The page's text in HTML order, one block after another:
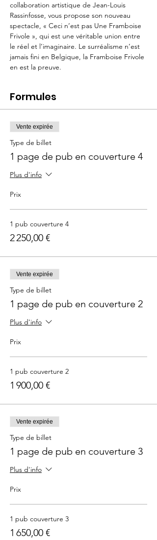
collaboration artistique de Jean-Louis
Rassinfosse, vous propose son nouveau
spectacle, « Ceci n’est pas Une Framboise
Frivole », qui est une véritable union entre
le réel et l’imaginaire. Le surréalisme n’est
jamais fini en Belgique, la Framboise Frivole
en est la preuve.
Formules
Vente expirée
Type de billet
1 page de pub en couverture 4
Plus d'info
Prix
1 pub couverture 4
2 250,00 €
Vente expirée
Type de billet
1 page de pub en couverture 2
Plus d'info
Prix
1 pub couverture 2
1 900,00 €
Vente expirée
Type de billet
1 page de pub en couverture 3
Plus d'info
Prix
1 pub couverture 3
1 650,00 €